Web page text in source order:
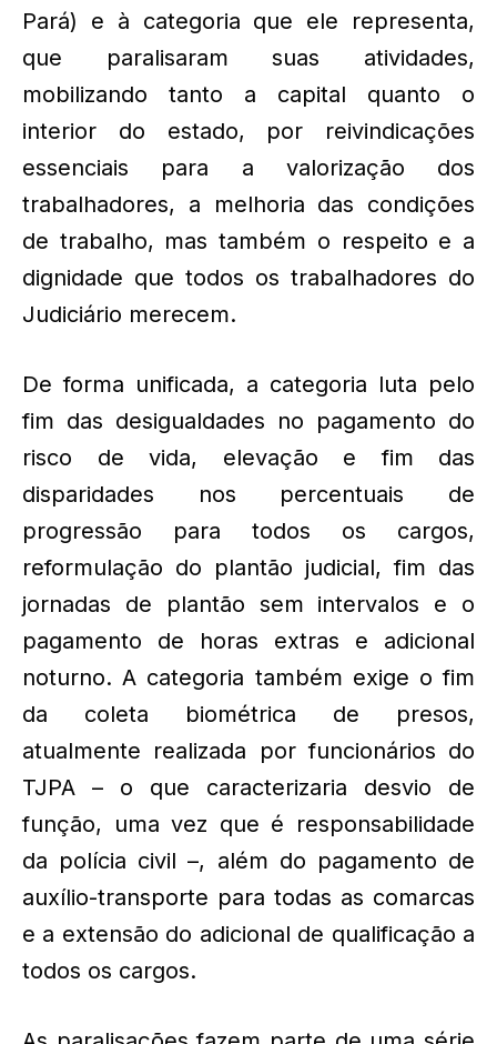
Pará) e à categoria que ele representa,
que paralisaram suas atividades,
mobilizando tanto a capital quanto o
interior do estado, por reivindicações
essenciais para a valorização dos
trabalhadores, a melhoria das condições
de trabalho, mas também o respeito e a
dignidade que todos os trabalhadores do
Judiciário merecem.
De forma unificada, a categoria luta pelo
fim das desigualdades no pagamento do
risco de vida, elevação e fim das
disparidades nos percentuais de
progressão para todos os cargos,
reformulação do plantão judicial, fim das
jornadas de plantão sem intervalos e o
pagamento de horas extras e adicional
noturno. A categoria também exige o fim
da coleta biométrica de presos,
atualmente realizada por funcionários do
TJPA – o que caracterizaria desvio de
função, uma vez que é responsabilidade
da polícia civil –, além do pagamento de
auxílio-transporte para todas as comarcas
e a extensão do adicional de qualificação a
todos os cargos.